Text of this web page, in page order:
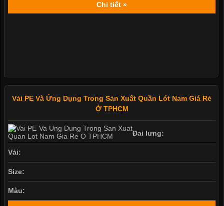
Chi tiết »
Vải PE Và Ứng Dụng Trong Sản Xuất Quần Lót Nam Giá Rẻ
Ở TPHCM
Đai lưng:
Vải:
Size:
Màu: